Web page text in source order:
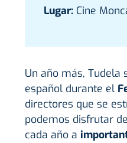
Lugar:Cine
Un año más, Tudela
español durante el
directores que se
podemos disfrutar
cada año a